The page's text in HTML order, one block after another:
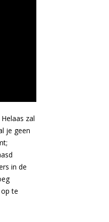
zal
je geen
in de
te